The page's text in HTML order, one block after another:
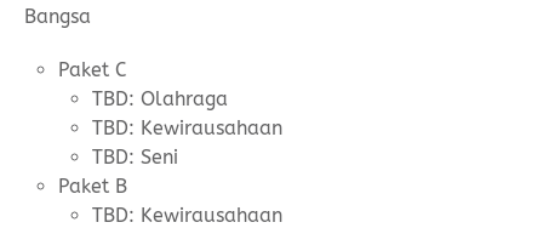
Bangsa
Paket C
TBD: Olahraga
TBD: Kewirausahaan
TBD: Seni
Paket B
TBD: Kewirausahaan